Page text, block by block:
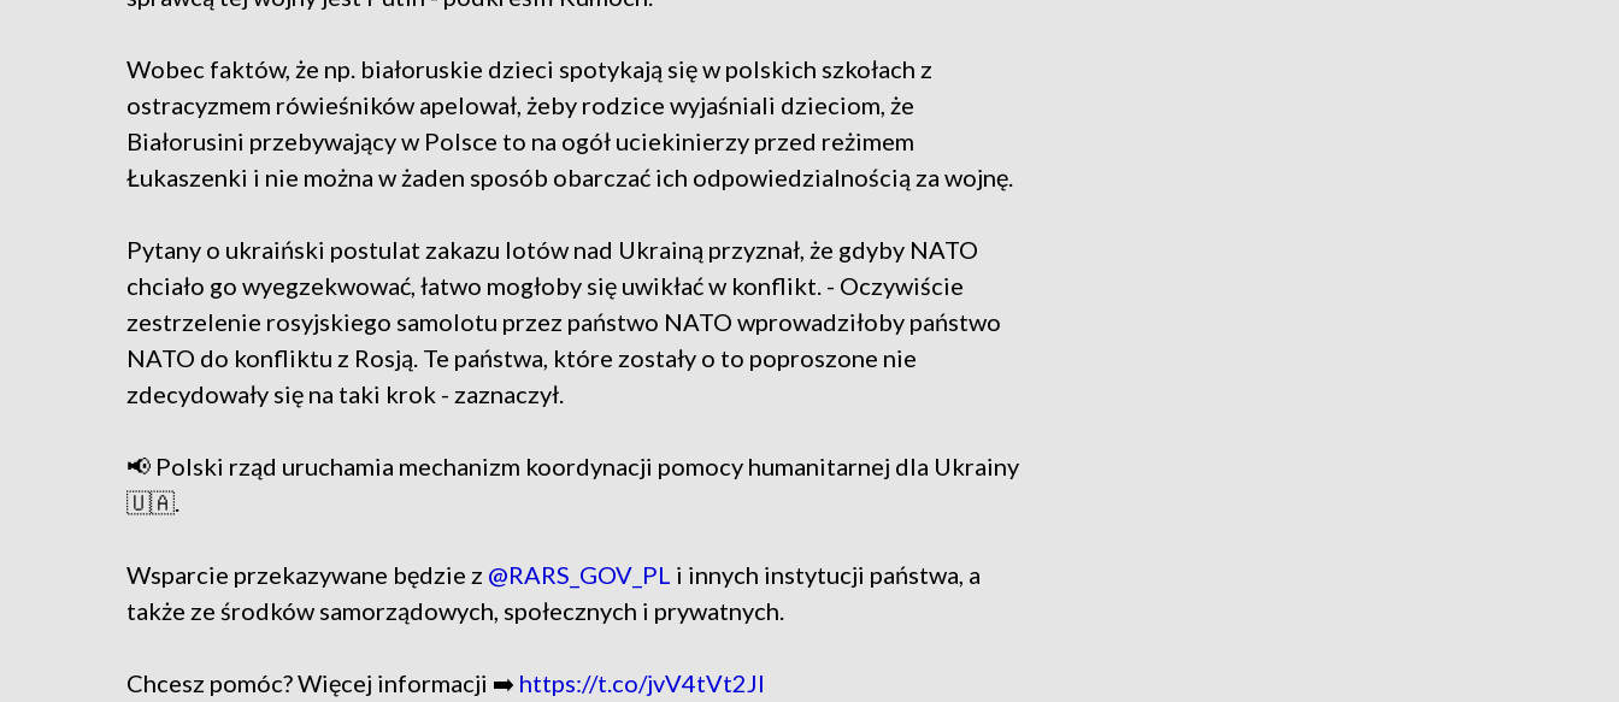
Wobec faktów, że np. białoruskie dzieci spotykają się w polskich szkołach z
ostracyzmem rówieśników apelował, żeby rodzice wyjaśniali dzieciom, że
Białorusini przebywający w Polsce to na ogół uciekinierzy przed reżimem
Łukaszenki i nie można w żaden sposób obarczać ich odpowiedzialnością za wojnę.
Pytany o ukraiński postulat zakazu lotów nad Ukrainą przyznał, że gdyby NATO
chciało go wyegzekwować, łatwo mogłoby się uwikłać w konflikt. - Oczywiście
zestrzelenie rosyjskiego samolotu przez państwo NATO wprowadziłoby państwo
NATO do konfliktu z Rosją. Te państwa, które zostały o to poproszone nie
zdecydowały się na taki krok - zaznaczył.
📢 Polski rząd uruchamia mechanizm koordynacji pomocy humanitarnej dla Ukrainy
🇺🇦.
Wsparcie przekazywane będzie z @RARS_GOV_PL i innych instytucji państwa, a
także ze środków samorządowych, społecznych i prywatnych.
Chcesz pomóc? Więcej informacji ➡️ https://t.co/jvV4tVt2Jl